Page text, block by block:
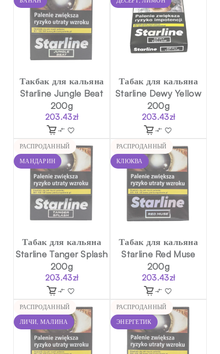
Такбак для кальяна
Starline Jungle Beat
200g
203.43zł
Табак для кальяна
Starline Dewy Yellow
200g
203.43zł
РАСПРОДАННЫЙ
МАНДАРИН
Табак для кальяна
Starline Tanger Splash
200g
203.43zł
РАСПРОДАННЫЙ
КЛЮКВА
Табак для кальяна
Starline Red Muse
200g
203.43zł
РАСПРОДАННЫЙ
ЛИЧИ, МАЛИНА
РАСПРОДАННЫЙ
ЭНЕРГЕТИК